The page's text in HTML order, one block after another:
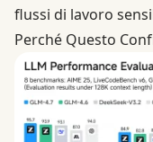
flussi di lavoro
Perché Questo